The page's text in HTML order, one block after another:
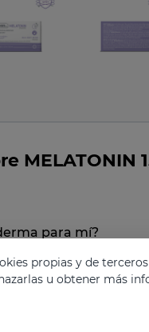
MELATONIN
para mí?
propias y de
u obtener más